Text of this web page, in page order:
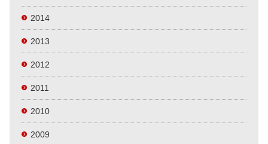
2014
2013
2012
2011
2010
2009